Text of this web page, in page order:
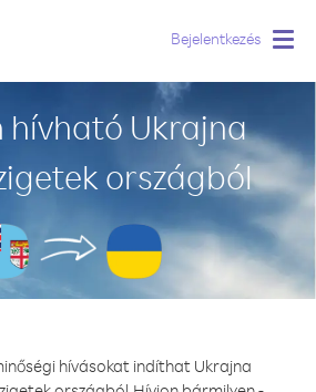
Bejelentkezés
hívható Ukrajna
országból
hívásokat indíthat Ukrajna